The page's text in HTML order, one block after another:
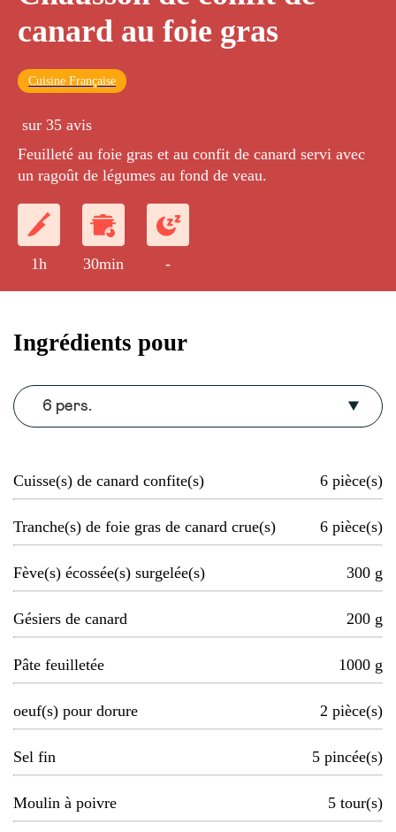
canard au foie gras
Cuisine Française
sur 35 avis
Feuilleté au foie gras et au confit de canard servi avec
un ragoût de légumes au fond de veau.
1h 30min -
Ingrédients pour
6 pers.
Cuisse(s) de canard confite(s) 6 pièce(s)
Tranche(s) de foie gras de canard crue(s) 6 pièce(s)
Fève(s) écossée(s) surgelée(s) 300 g
Gésiers de canard 200 g
Pâte feuilletée 1000 g
oeuf(s) pour dorure 2 pièce(s)
Sel fin 5 pincée(s)
Moulin à poivre 5 tour(s)